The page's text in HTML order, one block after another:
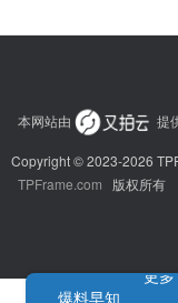
本网站由 提
Copyright © 2023-2026
TPFrame.com
版权所有
爆料早知
更